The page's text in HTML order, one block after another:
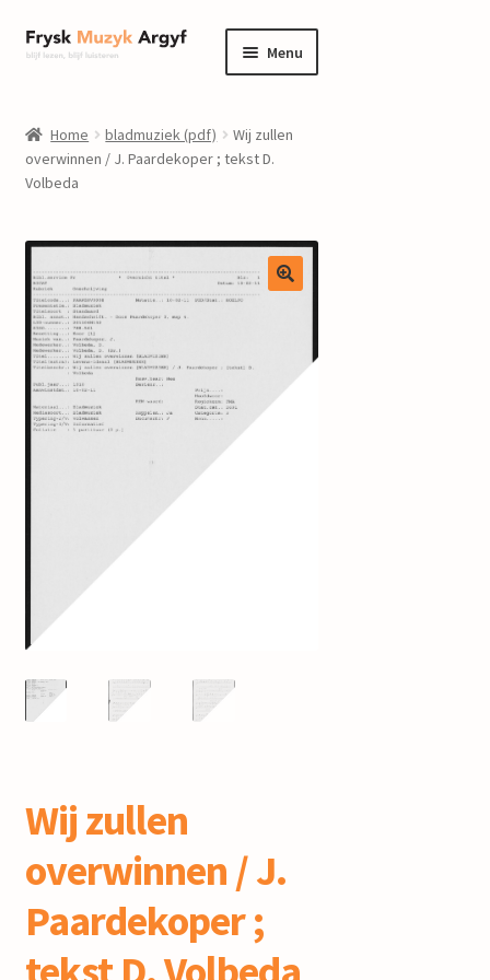
Ga
door
navigatie
Ga
naar
inhoud
Menu
informatie
uitvouwen
Componisten
nieuws
events
Home bladmuziek (pdf)
Wij zullen
overwinnen / J. Paardekoper ; tekst D.
Volbeda
Wij zullen
overwinnen / J.
Paardekoper ;